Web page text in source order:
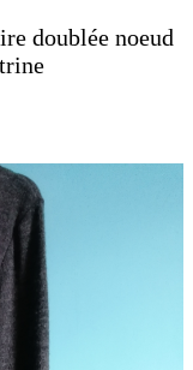
doublée noeud